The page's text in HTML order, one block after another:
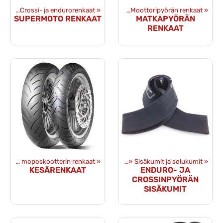
‪» Crossi- ja endurorenkaat ‪»
SUPERMOTO RENKAAT
Tuotteet ‪» Renkaat ja vanteet ‪» Moottoripyörän renkaat ‪»
MATKAPYÖRÄN
RENKAAT
Mopon- ja moposkootterin renkaat ‪»
KESÄRENKAAT
Tuotteet ‪» Renkaat ja vanteet ‪» Sisäkumit ja solukumit ‪»
ENDURO- JA
CROSSINPYÖRÄN
SISÄKUMIT